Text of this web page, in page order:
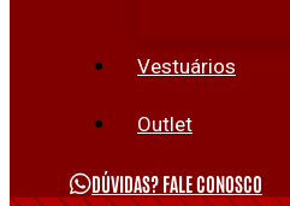
Vestuários
Outlet
DÚVIDAS? FALE CONOSCO